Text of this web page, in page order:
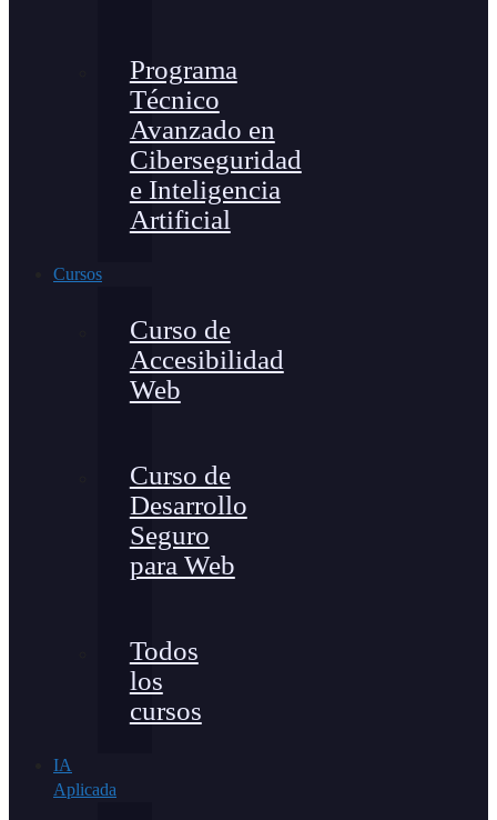
Programa
Técnico
Avanzado en
Ciberseguridad
e Inteligencia
Artificial
Cursos
Curso de
Accesibilidad
Web
Curso de
Desarrollo
Seguro
para Web
Todos
los
cursos
IA
Aplicada